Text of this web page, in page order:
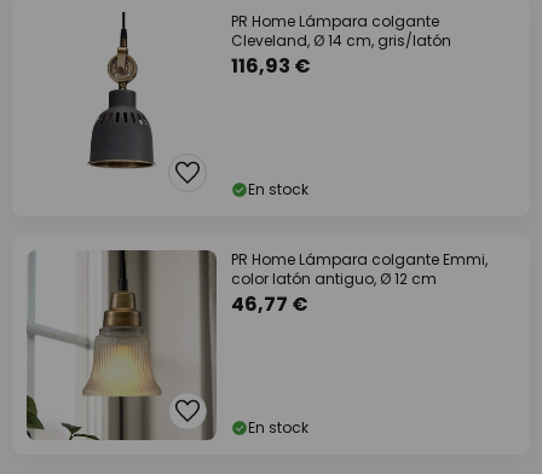
PR Home Lámpara colgante
Cleveland, Ø 14 cm, gris/latón
116,93 €
En stock
PR Home Lámpara colgante Emmi,
color latón antiguo, Ø 12 cm
46,77 €
En stock